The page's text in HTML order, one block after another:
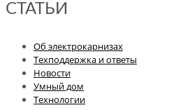
СТАТЬИ
Об электрокарнизах
Техподдержка и ответы
Новости
Умный дом
Технологии